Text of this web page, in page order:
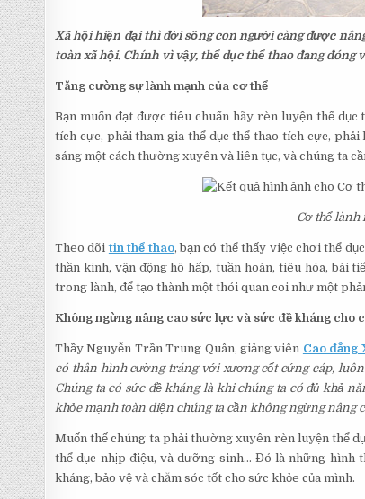
Xã hội hiện đại thì đời sống con người càng được
toàn xã hội. Chính vì vậy, thể dục thể thao đang
Tăng cường sự lành mạnh của cơ thể
Bạn muốn đạt được tiêu chuẩn hãy rèn luyện thể dục
tích cực, phải tham gia thể dục thể thao tích cực,
sáng một cách thường xuyên và liên tục, và chúng ta
Cơ thể lành
Theo dõitin thể thao, bạn có thể thấy việc chơi thể
thần kinh, vận động hô hấp, tuần hoàn, tiêu hóa, bài
trong lành, để tạo thành một thói quan coi như một
Không ngừng nâng cao sức lực và sức đề kháng cho
Thầy Nguyễn Trần Trung Quân, giảng viên Cao đẳng
có thân hình cường tráng với xương cốt cứng cáp,
Chúng ta có sức đề kháng là khi chúng ta có đủ khả
khỏe mạnh toàn diện chúng ta cần không ngừng nâng
Muốn thế chúng ta phải thường xuyên rèn luyện thể
thể dục nhịp điệu, và dưỡng sinh… Đó là những hình
kháng, bảo vệ và chăm sóc tốt cho sức khỏe của mình.